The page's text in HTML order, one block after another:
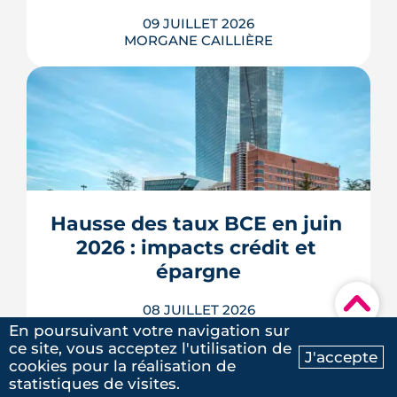
Ma recherche Contactez-nous
▾
5/5
Laure G.
09 JUILLET 2026
MORGANE CAILLIÈRE
À l'échelle de Toulouse, la température
nocturne peut varier de plusieurs
degrés d'un secteur à l'autre lors des
fortes chaleurs : Météo-France
pouvant atteindre 4 °C après une
journée d'été fortement ensoleillée.
Densité minérale, hauteur du bâti, v�...
LIRE L'ARTICLE
Hausse des taux BCE en juin
2026 : impacts crédit et
épargne
08 JUILLET 2026
MORGANE CAILLIÈRE
En poursuivant votre navigation sur
ce site, vous acceptez l'utilisation de
cookies pour la réalisation de
statistiques de visites.
J'accepte